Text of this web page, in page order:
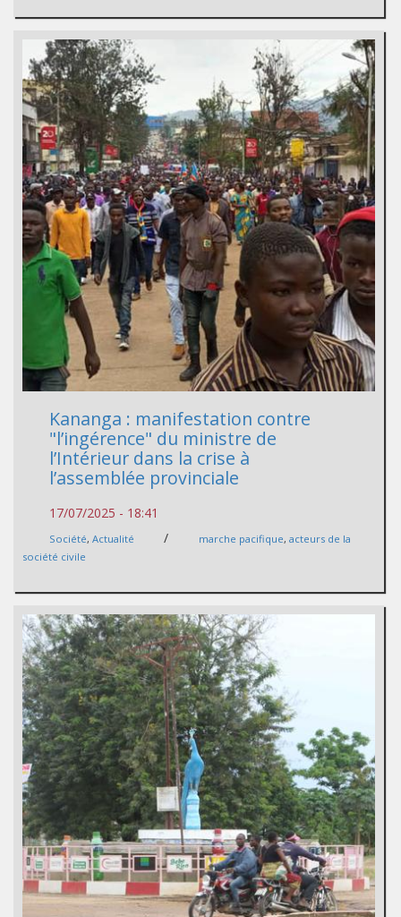
Kananga : manifestation contre
"l’ingérence" du ministre de
l’Intérieur dans la crise à
l’assemblée provinciale
17/07/2025 - 18:41
Société, Actualité / marche pacifique, acteurs de la
société civile